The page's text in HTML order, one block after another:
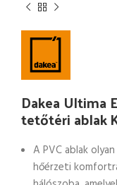
Dakea Ultima
tetőtéri ablak
A PVC ablak
hőérzeti